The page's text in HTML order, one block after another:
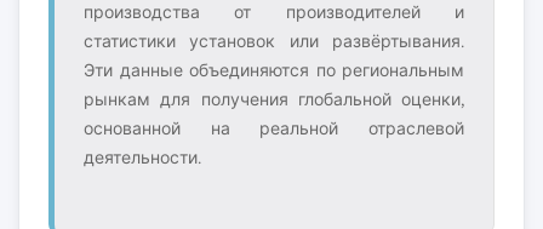
производства от производителей и
статистики установок или развёртывания.
Эти данные объединяются по региональным
рынкам для получения глобальной оценки,
основанной на реальной отраслевой
деятельности.